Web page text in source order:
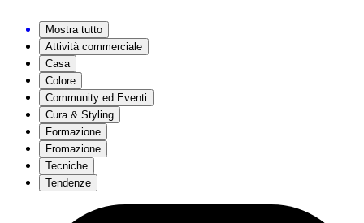
Mostra tutto
Attività commerciale
Casa
Colore
Community ed Eventi
Cura & Styling
Formazione
Fromazione
Tecniche
Tendenze